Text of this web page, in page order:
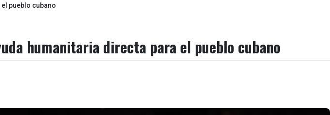
pueblo cubano
humanitaria directa para el pueblo cubano